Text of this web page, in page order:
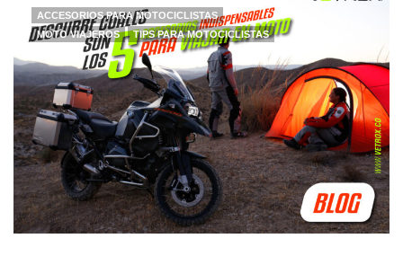
ACCESORIOS PARA MOTOCICLISTAS
MOTO VIAJEROS
TIPS PARA MOTOCICLISTAS